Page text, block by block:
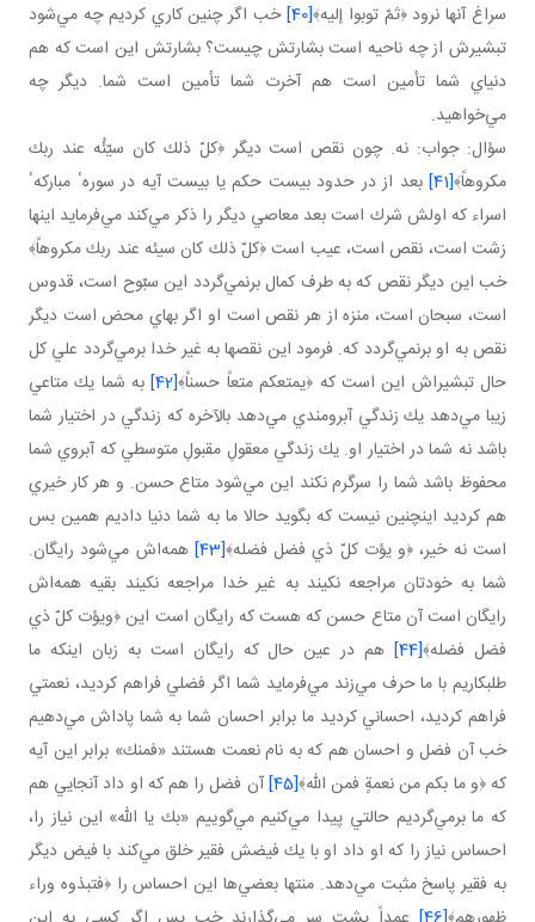
سراغ آنها نرود ﴿ثمّ توبوا إليه﴾[40]
خب اگر چنين كاري كرديم چه مي‌شود
تبشيرش از چه ناحيه است بشارتش چيست؟ بشارتش اين است كه هم
دنياي شما تأمين است هم آخرت شما تأمين است شما. ديگر چه
مي‌خواهيد.
سؤال: جواب: نه. چون نقص است ديگر ﴿كلّ ذلك كان سيّئُه عند ربك
مكروهاً﴾[41]
بعد از در حدود بيست حكم يا بيست آيه در سورهٴ مباركهٴ
اسراء كه اولش شرك است بعد معاصي ديگر را ذكر مي‌كند مي‌فرمايد اينها
زشت است، نقص است، عيب است ﴿كلّ ذلك كان سيئه عند ربك مكروهاً﴾
خب اين ديگر نقص كه به طرف كمال برنمي‌گردد اين سبّوح است، قدوس
است، سبحان است، منزه از هر نقص است او اگر بهاي محض است ديگر
نقص به او برنمي‌گردد كه. فرمود اين نقصها به غير خدا برمي‌گردد علي كل
حال تبشيراش اين است كه ﴿يمتعكم متعاً حسناً﴾[42]
به شما يك متاعي
زيبا مي‌دهد يك زندگي آبرومندي مي‌دهد بالآخره كه زندگي در اختيار شما
باشد نه شما در اختيار او. يك زندگي معقولِ مقبولِ متوسطي كه آبروي شما
محفوظ باشد شما را سرگرم نكند اين مي‌شود متاع حسن. و هر كار خيري
هم كرديد اينچنين نيست كه بگويد حالا ما به شما دنيا داديم همين بس
است نه خير، ﴿و يؤت كلّ ذي فضل فضله﴾[43]
همه‌اش مي‌شود رايگان.
شما به خودتان مراجعه نكيند به غير خدا مراجعه نكيند بقيه همه‌اش
رايگان است آن متاع حسن كه هست كه رايگان است اين ﴿ويؤت كلّ ذي
فضل فضله﴾[44]
هم در عين حال كه رايگان است به زبان اينكه ما
طلبكاريم با ما حرف مي‌زند مي‌فرمايد شما اگر فضلي فراهم كرديد، نعمتي
فراهم كرديد، احساني كرديد ما برابر احسان شما به شما پاداش مي‌دهيم
خب آن فضل و احسان هم كه به نام نعمت هستند «فمنك» برابر اين آيه
كه ﴿و ما بكم من نعمةٍ فمن الله﴾[45]
آن فضل را هم كه او داد آنجايي هم
كه ما برمي‌گرديم حالتي پيدا مي‌كنيم مي‌گوييم «بك يا الله» اين نياز را،
احساس نياز را كه او داد او با يك فيضش فقير خلق مي‌كند با فيض ديگر
به فقير پاسخ مثبت مي‌دهد. منتها بعضي‌ها اين احساس را ﴿فتبذوه وراء